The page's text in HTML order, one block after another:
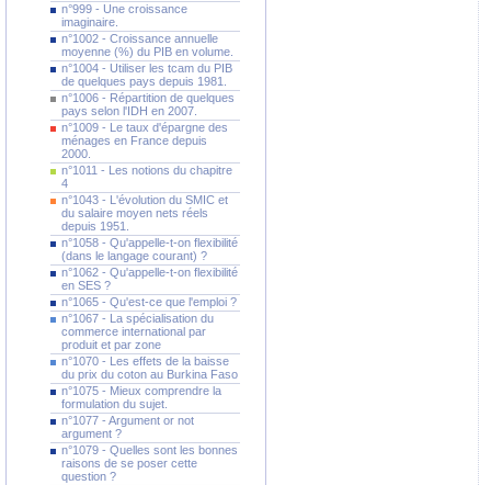
n°999 - Une croissance
imaginaire.
n°1002 - Croissance annuelle
moyenne (%) du PIB en volume.
n°1004 - Utiliser les tcam du PIB
de quelques pays depuis 1981.
n°1006 - Répartition de quelques
pays selon l'IDH en 2007.
n°1009 - Le taux d'épargne des
ménages en France depuis
2000.
n°1011 - Les notions du chapitre
4
n°1043 - L'évolution du SMIC et
du salaire moyen nets réels
depuis 1951.
n°1058 - Qu'appelle-t-on flexibilité
(dans le langage courant) ?
n°1062 - Qu'appelle-t-on flexibilité
en SES ?
n°1065 - Qu'est-ce que l'emploi ?
n°1067 - La spécialisation du
commerce international par
produit et par zone
n°1070 - Les effets de la baisse
du prix du coton au Burkina Faso
n°1075 - Mieux comprendre la
formulation du sujet.
n°1077 - Argument or not
argument ?
n°1079 - Quelles sont les bonnes
raisons de se poser cette
question ?